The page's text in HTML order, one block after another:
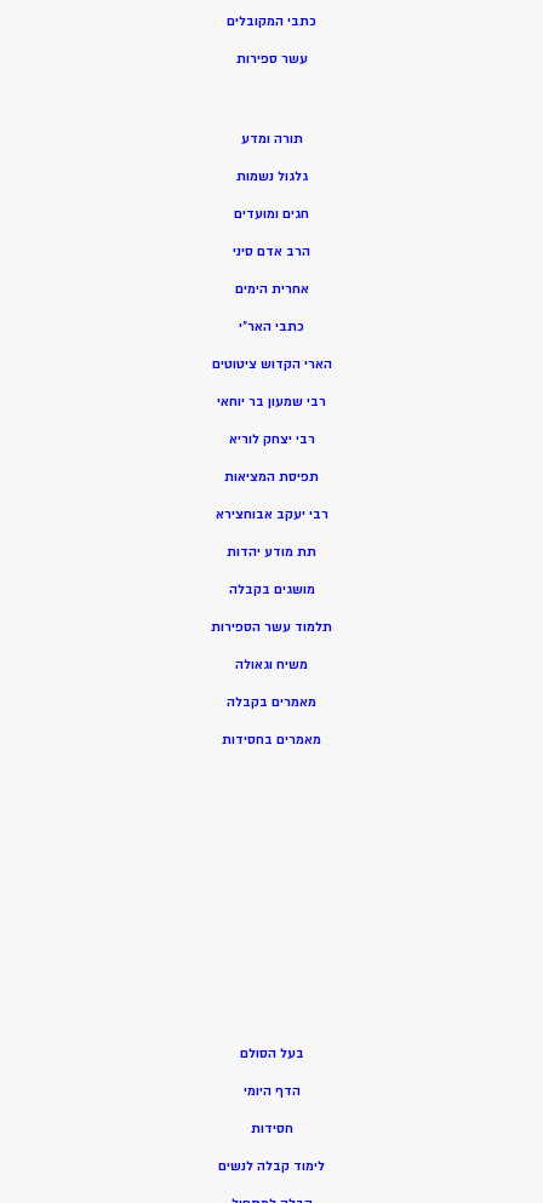
כתבי המקובלים
עשר ספירות
תורה ומדע
גלגול נשמות
חגים ומועדים
הרב אדם סיני
אחרית הימים
כתבי האר”י
הארי הקדוש ציטוטים
רבי שמעון בר יוחאי
רבי יצחק לוריא
תפיסת המציאות
רבי יעקב אבוחצירא
תת מודע יהדות
מושגים בקבלה
תלמוד עשר הספירות
משיח וגאולה
מאמרים בקבלה
מאמרים בחסידות
בעל הסולם
הדף היומי
חסידות
לימוד קבלה לנשים